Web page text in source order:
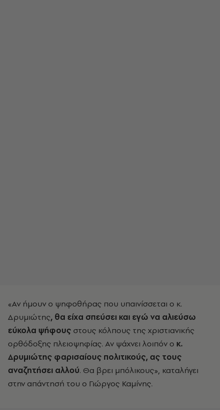
«Αν ήμουν ο ψηφοθήρας που υπαινίσσεται ο κ.
Δρυμιώτης, θα είχα σπεύσει και εγώ να αλιεύσω
εύκολα ψήφους στους κόλπους της χριστιανικής
ορθόδοξης πλειοψηφίας. Αν ψάχνει λοιπόν ο κ.
Δρυμιώτης φαρισαίους πολιτικούς, ας τους
αναζητήσει αλλού. Θα βρει μπόλικους», καταλήγει
στην απάντησή του ο Γιώργος Καμίνης.